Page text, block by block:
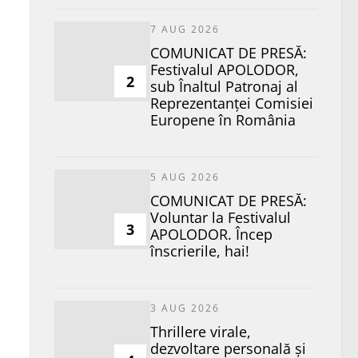
2
7 AUG 2026
COMUNICAT DE PRESĂ:
Festivalul APOLODOR,
sub Înaltul Patronaj al
Reprezentanței Comisiei
Europene în România
3
5 AUG 2026
COMUNICAT DE PRESĂ:
Voluntar la Festivalul
APOLODOR. Încep
înscrierile, hai!
3 AUG 2026
Thrillere virale,
dezvoltare personală și